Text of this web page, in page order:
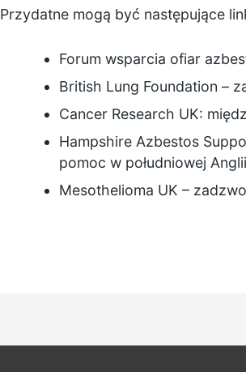
Przydatne mogą być następujące
Forum wsparcia ofiar
British Lung Foundation –
Cancer Research UK:
Hampshire Azbestos
pomoc w południowej
Mesothelioma UK –